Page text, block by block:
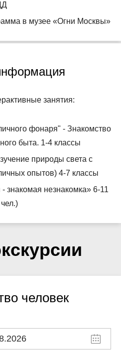
в музее «Огни Москвы»
занятия:
фонаря" - Знакомство
быта. 1-4 классы
природы света с
опытов) 4-7 классы
знакомая незнакомка» 6-11
человек